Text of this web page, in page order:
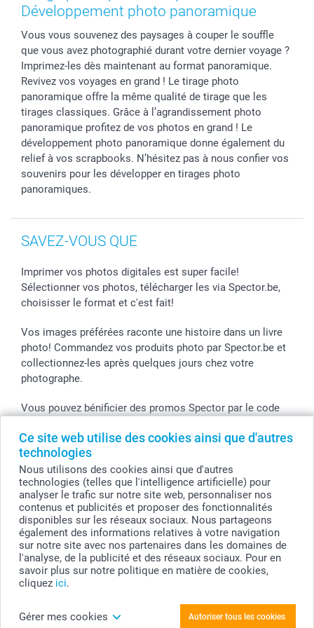
Ce site web utilise des cookies ainsi que d'autres
technologies
Nous utilisons des cookies ainsi que d'autres
technologies (telles que l'intelligence artificielle) pour
analyser le trafic sur notre site web, personnaliser nos
contenus et publicités et proposer des fonctionnalités
disponibles sur les réseaux sociaux. Nous partageons
également des informations relatives à votre navigation
sur notre site avec nos partenaires dans les domaines de
l'analyse, de la publicité et des réseaux sociaux. Pour en
savoir plus sur notre politique en matière de cookies,
cliquez ici.
Gérer mes cookies Autoriser tous les cookies
Créez votre Tirage panoramique 18 x 10
Coques smartphone
Développement photo panoramique
Vous vous souvenez des paysages à couper le souffle
que vous avez photographié durant votre dernier voyage ?
Imprimez-les dès maintenant au format panoramique.
Revivez vos voyages en grand ! Le tirage photo
panoramique offre la même qualité de tirage que les
tirages classiques. Grâce à l’agrandissement photo
panoramique profitez de vos photos en grand ! Le
développement photo panoramique donne également du
relief à vos scrapbooks. N’hésitez pas à nous confier vos
souvenirs pour les développer en tirages photo
panoramiques.
SAVEZ-VOUS QUE
Imprimer vos photos digitales est super facile!
Sélectionner vos photos, télécharger les via Spector.be,
choisisser le format et c'est fait!
Vos images préférées raconte une histoire dans un livre
photo! Commandez vos produits photo par Spector.be et
collectionnez-les après quelques jours chez votre
photographe.
Vous pouvez bénificier des promos Spector par le code
© smartphoto group. Tous droits réservés
smartphoto group SA.
Siège social : Kwatrechtsteenweg 160, 9230 Wetteren, Belgique
Numéro de TVA BE 0405.706.755
Numéro d'entreprise 0405.706.755.
Coordonnées bancaires: IBAN BE71 2850 2711 5569 - BIC: GEBABEBB
Tous les prix sont en EURO (€), TVA incluse et hors frais de port.